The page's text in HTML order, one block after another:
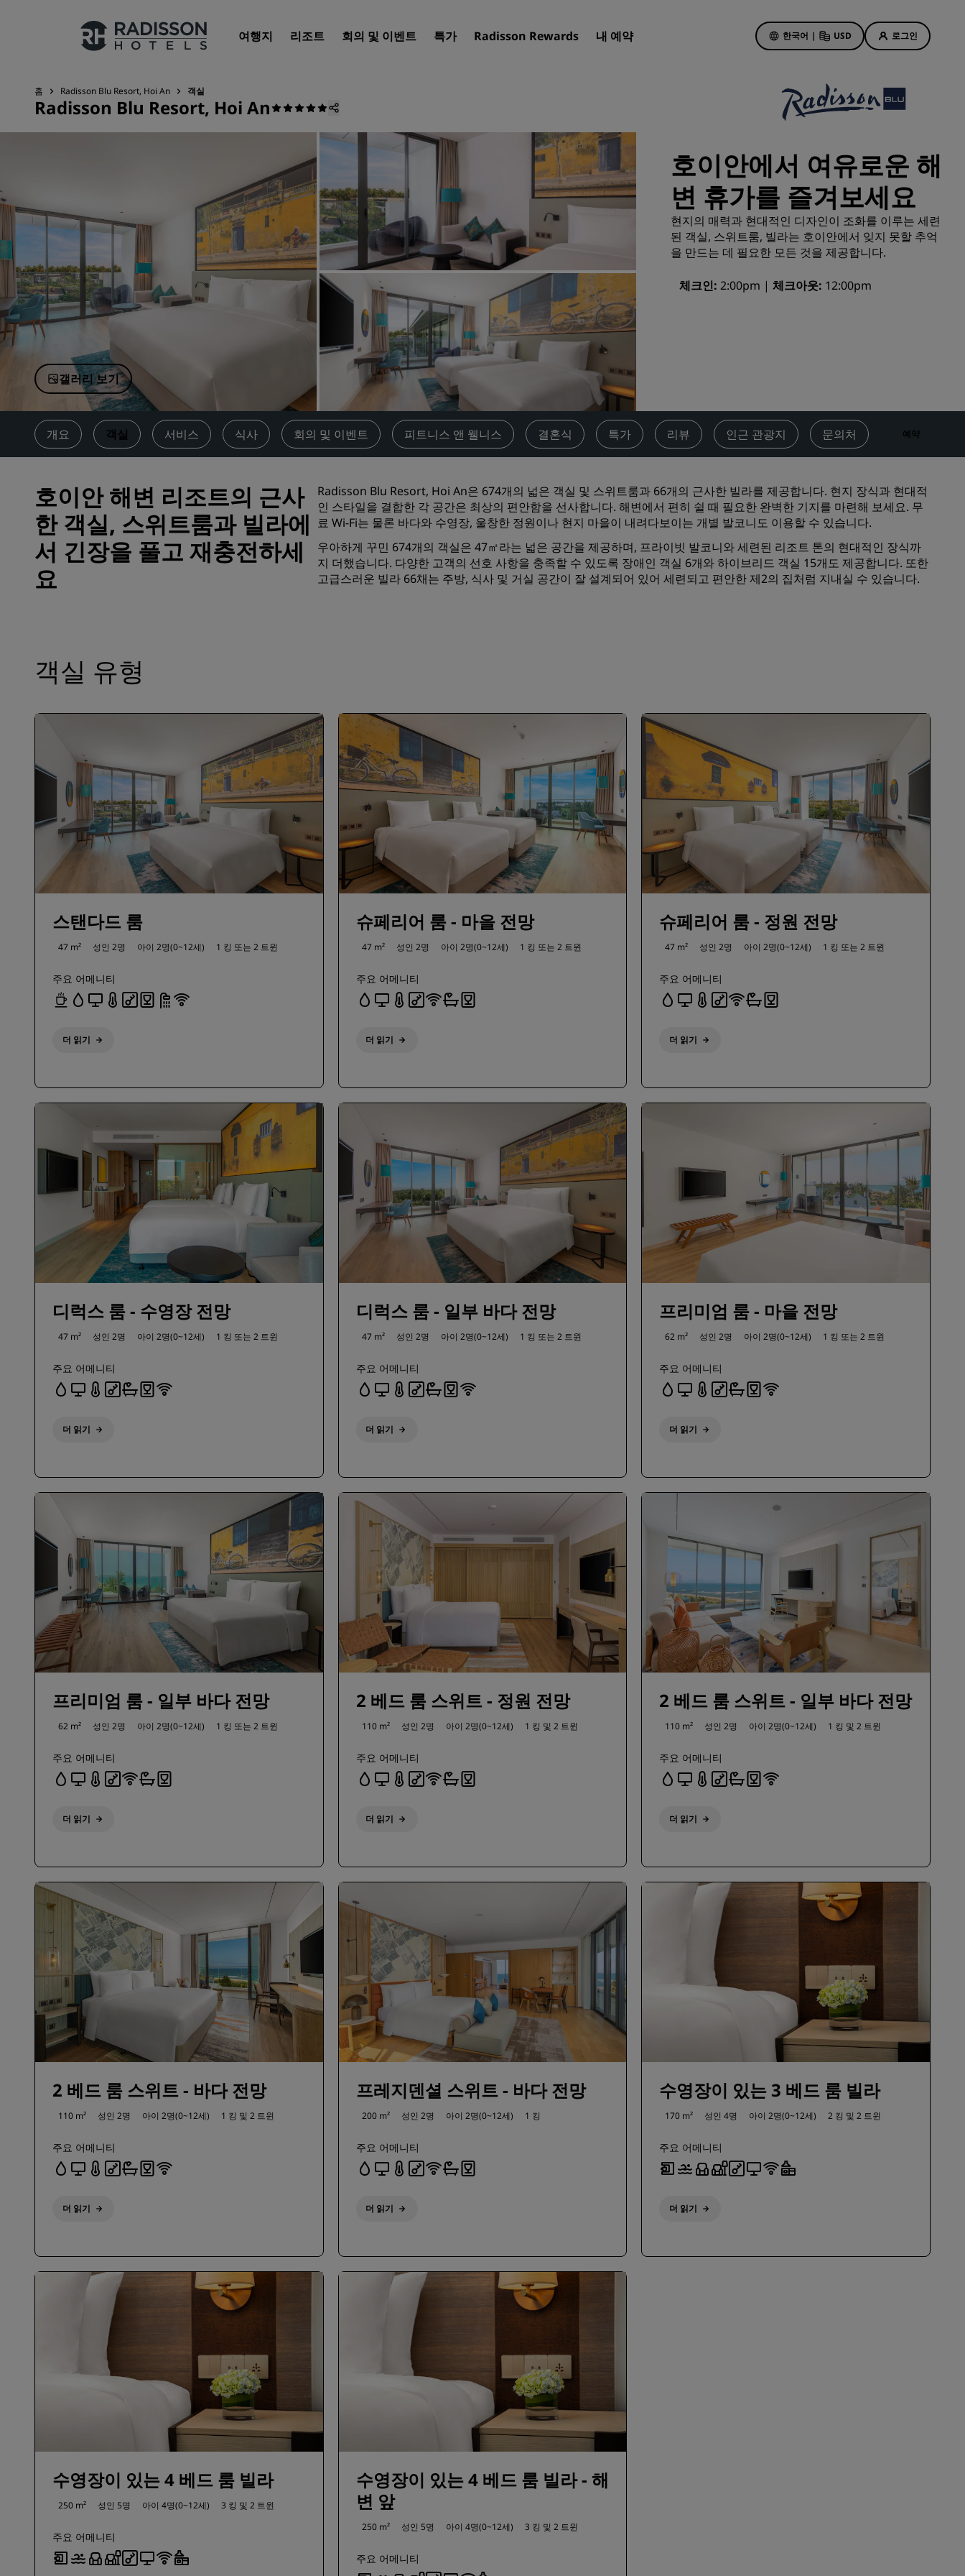
여행지 리조트 회의 및 이벤트 특가 Radisson Rewards 내 예약 한국어 | USD 로그인
우리의 브랜드
중국 제휴 브랜드
서비스드 아파트
신규 및 예정 호텔
Radisson Meetings
Radisson Meetings 알아보기
회의 공간 예약
견적 요청
이벤트 목적지
항공편 검색
항공편 검색
식사
레스토랑 검색
디지털 서비스
호텔 특가
첫 순간의 매력
오늘의 딜
사전 예약
패키지 보기
비즈니스 여행객
도심부 호텔
블로그 방문하기
Radisson Rewards
프로그램 살펴보기
혜택
포인트 사용 방법
포인트 적립 방법
홈 Radisson Blu Resort, Hoi An 객실
Radisson Blu Resort, Hoi An
갤러리 보기
호이안에서 여유로운 해
변 휴가를 즐겨보세요
현지의 매력과 현대적인 디자인이 조화를 이루는 세련
된 객실, 스위트룸, 빌라는 호이안에서 잊지 못할 추억
을 만드는 데 필요한 모든 것을 제공합니다.
체크인 2:00pm 체크아웃 12:00pm
개요 객실 서비스 식사 회의 및 이벤트 피트니스 앤 웰니스 결혼식 특가 리뷰 인근 관광지 문의처 예약
호이안 해변 리조트의 근사
한 객실, 스위트룸과 빌라에
서 긴장을 풀고 재충전하세
요
Radisson Blu Resort, Hoi An은 674개의 넓은 객실 및 스위트룸과 66개의 근사한 빌라를 제공합니다. 현지 장식과 현대적
인 스타일을 결합한 각 공간은 최상의 편안함을 선사합니다. 해변에서 편히 쉴 때 필요한 완벽한 기지를 마련해 보세요. 무
료 Wi-Fi는 물론 바다와 수영장, 울창한 정원이나 현지 마을이 내려다보이는 개별 발코니도 이용할 수 있습니다.
우아하게 꾸민 674개의 객실은 47㎡라는 넓은 공간을 제공하며, 프라이빗 발코니와 세련된 리조트 톤의 현대적인 장식까
지 더했습니다. 다양한 고객의 선호 사항을 충족할 수 있도록 장애인 객실 6개와 하이브리드 객실 15개도 제공합니다. 또한
고급스러운 빌라 66채는 주방, 식사 및 거실 공간이 잘 설계되어 있어 세련되고 편안한 제2의 집처럼 지내실 수 있습니다.
객실 유형
스탠다드 룸
47 m² 성인 2명 아이 2명(0~12세) 1 킹 또는 2 트윈
주요 어메니티
더 읽기
슈페리어 룸 - 마을 전망
47 m² 성인 2명 아이 2명(0~12세) 1 킹 또는 2 트윈
주요 어메니티
더 읽기
슈페리어 룸 - 정원 전망
47 m² 성인 2명 아이 2명(0~12세) 1 킹 또는2 트윈
주요 어메니티
더 읽기
디럭스 룸 - 수영장 전망
47 m² 성인 2명 아이 2명(0~12세) 1 킹 또는 2 트윈
주요 어메니티
더 읽기
디럭스 룸 - 일부 바다 전망
47 m² 성인 2명 아이 2명(0~12세) 1 킹 또는 2 트윈
주요 어메니티
더 읽기
프리미엄 룸 - 마을 전망
62 m² 성인 2명 아이 2명(0~12세) 1 킹 또는2 트윈
주요 어메니티
더 읽기
프리미엄 룸 - 일부 바다 전망
62 m² 성인 2명 아이 2명(0~12세) 1 킹 또는 2 트윈
주요 어메니티
더 읽기
2 베드 룸 스위트 - 정원 전망
110 m² 성인 2명 아이 2명(0~12세) 1 킹 및 2 트윈
주요 어메니티
더 읽기
2 베드 룸 스위트 - 일부 바다 전망
110 m² 성인 2명 아이 2명(0~12세) 1 킹 및2 트윈
주요 어메니티
더 읽기
2 베드 룸 스위트 - 바다 전망
110 m² 성인 2명 아이 2명(0~12세) 1 킹 및 2 트윈
주요 어메니티
더 읽기
프레지덴셜 스위트 - 바다 전망
200 m² 성인 2명 아이 2명(0~12세) 1 킹
주요 어메니티
더 읽기
수영장이 있는 3 베드 룸 빌라
170 m² 성인 4명 아이 2명(0~12세) 2 킹 및2 트윈
주요 어메니티
더 읽기
수영장이 있는 4 베드 룸 빌라
250 m² 성인 5명 아이 4명(0~12세) 3 킹 및 2 트윈
주요 어메니티
수영장이 있는 4 베드 룸 빌라 - 해
변 앞
250 m² 성인 5명 아이 4명(0~12세) 3 킹 및 2 트윈
주요 어메니티